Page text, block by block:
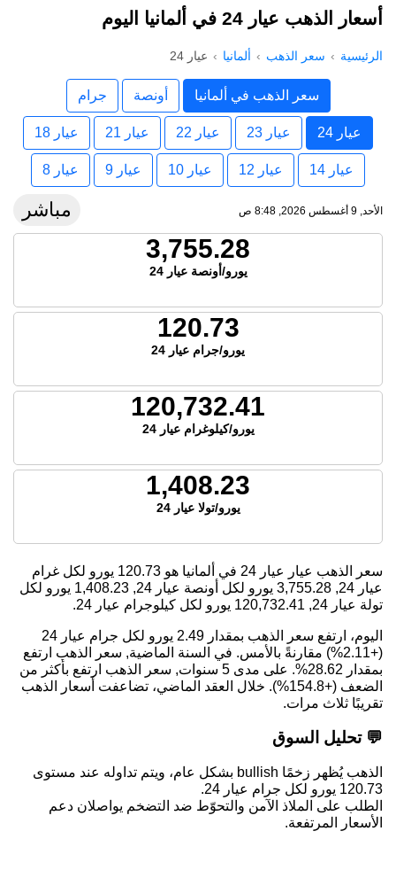
أسعار الذهب عيار 24 في ألمانيا اليوم
الرئيسية سعر الذهب ألمانيا عيار 24
سعر الذهب في ألمانيا أونصة جرام
عيار 24 عيار 23 عيار 22 عيار 21 عيار 18
عيار 14 عيار 12 عيار 10 عيار 9 عيار 8
الأحد, 9 أغسطس 2026, 8:48 ص مباشر
3,755.28
يورو/أونصة عيار 24
120.73
يورو/جرام عيار 24
120,732.41
يورو/كيلوغرام عيار 24
1,408.23
يورو/تولا عيار 24
سعر الذهب عيار عيار 24 في ألمانيا هو 120.73 يورو لكل غرام
عيار 24,
3,755.28 يورو لكل أونصة عيار 24, 1,408.23 يورو لكل
تولة عيار 24,
120,732.41 يورو لكل كيلوجرام عيار 24.
اليوم، ارتفع سعر الذهب بمقدار 2.49 يورو لكل جرام عيار 24
(+2.11%) مقارنةً بالأمس. في السنة الماضية, سعر الذهب ارتفع
بمقدار 28.62%. على مدى 5 سنوات, سعر الذهب ارتفع بأكثر من
الضعف (+154.8%). خلال العقد الماضي، تضاعفت أسعار الذهب
تقريبًا ثلاث مرات.
💬 تحليل السوق
الذهب يُظهر زخمًا bullish بشكل عام، ويتم تداوله عند مستوى
120.73 يورو لكل جرام عيار 24.
الطلب على الملاذ الآمن والتحوّط ضد التضخم يواصلان دعم
الأسعار المرتفعة.